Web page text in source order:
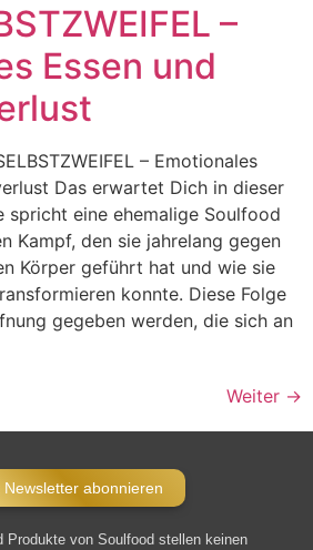
–
Essen und
– Emotionales
Das erwartet Dich in dieser
spricht eine ehemalige Soulfood
Kampf, den sie jahrelang gegen
Körper geführt hat und wie sie
konnte. Diese Folge
gegeben werden, die sich an
Weiter →
Newsletter abonnieren
Produkte von Soulfood stellen keinen